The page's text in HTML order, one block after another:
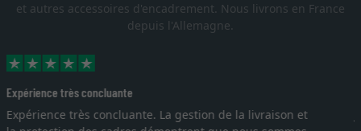
et autres accessoires d'encadrement. Nous livrons en France
depuis l'Allemagne.
Excellent
Je recherchais un cadre sur mesure pour une